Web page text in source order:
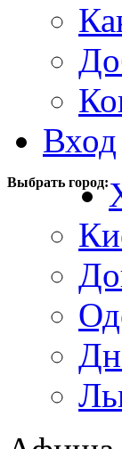
Вход
Выбрать город: